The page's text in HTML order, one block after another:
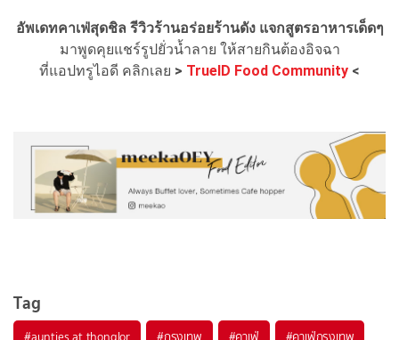
อัพเดทคาเฟ่สุดชิล รีวิวร้านอร่อยร้านดัง แจกสูตรอาหารเด็ดๆ
มาพูดคุยแชร์รูปยั่วน้ำลาย ให้สายกินต้องอิจฉา
ที่แอปทรูไอดี คลิกเลย > TrueID Food Community <
Tag